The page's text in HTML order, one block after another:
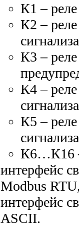
К1 –
К2 –
К3 –
К4 –
К5 –
К6…К16 –
интерфейс
Modbus
интерфейс
ASCII.